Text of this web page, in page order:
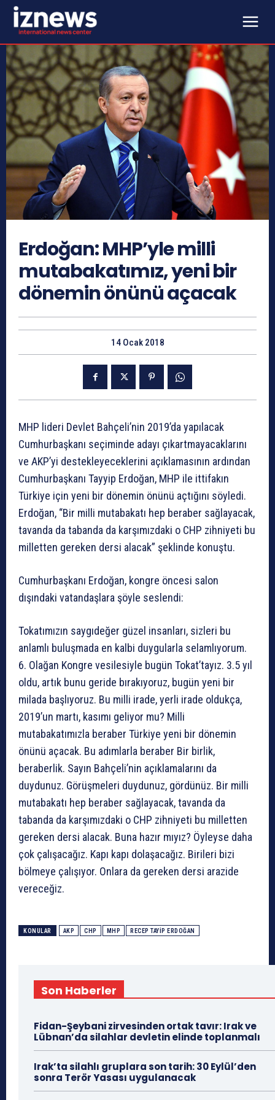
Erdoğan: MHP’yle milli
mutabakatımız, yeni bir
dönemin önünü açacak
14 Ocak 2018
MHP lideri Devlet Bahçeli’nin 2019’da yapılacak
Cumhurbaşkanı seçiminde adayı çıkartmayacaklarını
ve AKP’yi destekleyeceklerini açıklamasının ardından
Cumhurbaşkanı Tayyip Erdoğan, MHP ile ittifakın
Türkiye için yeni bir dönemin önünü açtığını söyledi.
Erdoğan, “Bir milli mutabakatı hep beraber sağlayacak,
tavanda da tabanda da karşımızdaki o CHP zihniyeti bu
milletten gereken dersi alacak” şeklinde konuştu.
Cumhurbaşkanı Erdoğan, kongre öncesi salon
dışındaki vatandaşlara şöyle seslendi:
Tokatımızın saygıdeğer güzel insanları, sizleri bu
anlamlı buluşmada en kalbi duygularla selamlıyorum.
6. Olağan Kongre vesilesiyle bugün Tokat’tayız. 3.5 yıl
oldu, artık bunu geride bırakıyoruz, bugün yeni bir
milada başlıyoruz. Bu milli irade, yerli irade oldukça,
2019’un martı, kasımı geliyor mu? Milli
mutabakatımızla beraber Türkiye yeni bir dönemin
önünü açacak. Bu adımlarla beraber Bir birlik,
beraberlik. Sayın Bahçeli’nin açıklamalarını da
duydunuz. Görüşmeleri duydunuz, gördünüz. Bir milli
mutabakatı hep beraber sağlayacak, tavanda da
tabanda da karşımızdaki o CHP zihniyeti bu milletten
gereken dersi alacak. Buna hazır mıyız? Öyleyse daha
çok çalışacağız. Kapı kapı dolaşacağız. Birileri bizi
bölmeye çalışıyor. Onlara da gereken dersi arazide
vereceğiz.
KONULAR AKP CHP MHP RECEP TAYIP ERDOĞAN
Son Haberler
Fidan-Şeybani zirvesinden ortak tavır: Irak ve
Lübnan’da silahlar devletin elinde toplanmalı
Irak’ta silahlı gruplara son tarih: 30 Eylül’den
sonra Terör Yasası uygulanacak